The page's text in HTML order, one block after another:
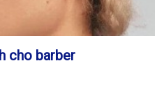
cho barber